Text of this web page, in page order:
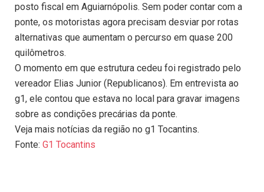
posto fiscal em Aguiarnópolis. Sem poder contar com a
ponte, os motoristas agora precisam desviar por rotas
alternativas que aumentam o percurso em quase 200
quilômetros.
O momento em que estrutura cedeu foi registrado pelo
vereador Elias Junior (Republicanos). Em entrevista ao
g1, ele contou que estava no local para gravar imagens
sobre as condições precárias da ponte.
Veja mais notícias da região no g1 Tocantins.
Fonte: G1 Tocantins